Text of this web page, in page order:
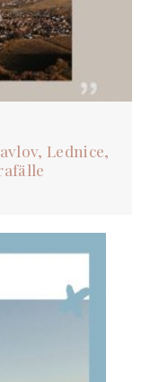
Lednice,